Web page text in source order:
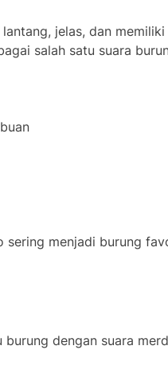
jelas, dan
salah satu suara
sering menjadi burung
dengan suara